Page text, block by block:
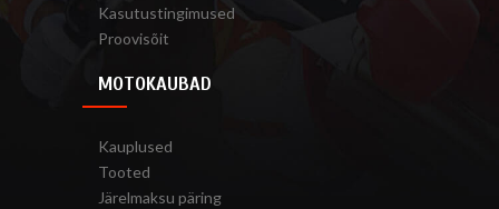
Kasutustingimused
Proovisõit
MOTOKAUBAD
Kauplused
Tooted
Järelmaksu päring